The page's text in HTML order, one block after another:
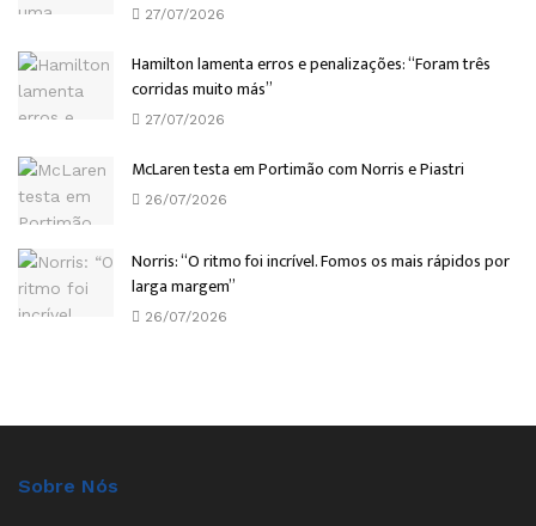
27/07/2026
Hamilton lamenta erros e penalizações: “Foram três
corridas muito más”
27/07/2026
McLaren testa em Portimão com Norris e Piastri
26/07/2026
Norris: “O ritmo foi incrível. Fomos os mais rápidos por
larga margem”
26/07/2026
Sobre Nós